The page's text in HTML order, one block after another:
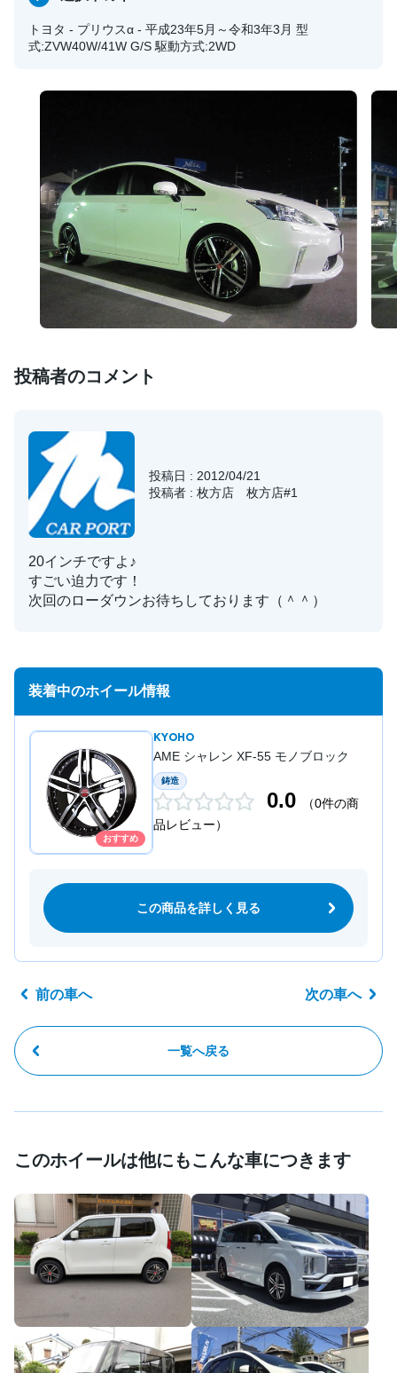
トヨタ - プリウスα - 平成23年5月～令和3年3月 型
式:ZVW40W/41W G/S 駆動方式:2WD
投稿者のコメント
投稿日 : 2012/04/21
投稿者 : 枚方店 枚方店#1
20インチですよ♪
すごい迫力です！
次回のローダウンお待ちしております（＾＾）
装着中のホイール情報
おすすめ
KYOHO
AME シャレン XF-55 モノブロック
鋳造
0.0
（0件の商
品レビュー）
この商品を詳しく見る
前の車へ
一覧へ戻る
次の車へ
このホイールは他にもこんな車につきます